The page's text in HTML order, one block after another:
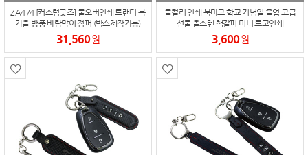
ZA474 [커스텀굿즈] 풀오버인쇄 트랜디 봄
가을 방풍 바람막이 점퍼 (박스제작가능)
31,560원
풀컬러 인쇄 북마크 학교 기념일 졸업 고급
선물 올스텐 책갈피 미니 로고인쇄
3,600원